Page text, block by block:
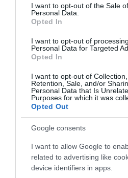
consent section.
I want to opt-out of the Sale
Personal Data.
Opted In
I want to opt-out of
Personal Data for Targeted
Opted In
I want to opt-out of Collection,
Retention, Sale, and/or
Personal Data that Is
Purposes for which it was
Opted Out
Google consents
I want to allow Google to
related to advertising like
device identifiers in apps.
Ausztrál tudósok
azonosítottak. Egyikük
óriások voltak, kétszer
mint a ma élő kenguruk.
2024. ÁPRILIS 27. ● HAMU ÉS
Hatalmasra nőtt
maradványait
HAMU ÉS GYÉMÁNT